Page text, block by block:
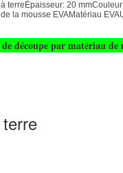
terreÉpaisseur: 20
la mousse EVAMatériau
découpe par matériau de